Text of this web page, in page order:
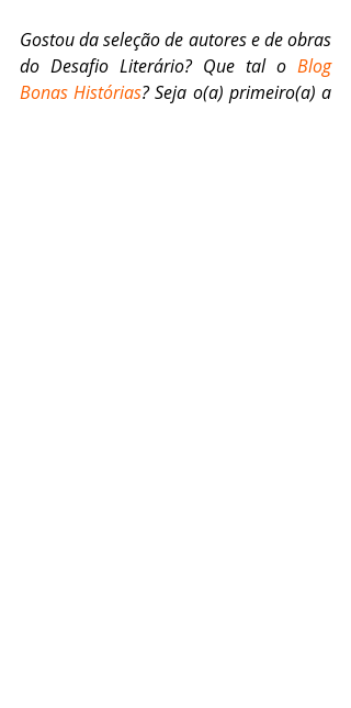
Gostou da seleção de autores e de obras
do Desafio Literário? Que tal o Blog
Bonas Histórias? Seja o(a) primeiro(a) a